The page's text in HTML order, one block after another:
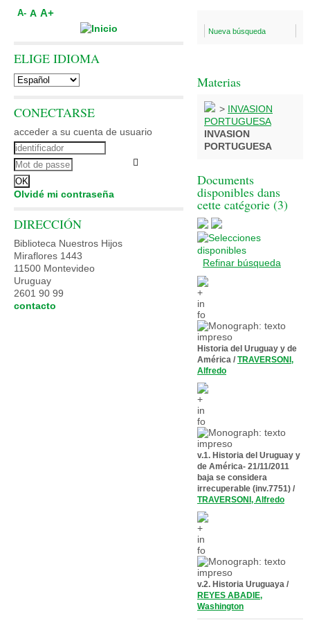
Nueva búsqueda
Materias
> INVASION
PORTUGUESA
INVASION
PORTUGUESA
Documents
disponibles dans
cette catégorie (3)
Refinar búsqueda
Historia del Uruguay y de
América / TRAVERSONI,
Alfredo
v.1. Historia del Uruguay y
de América- 21/11/2011
baja se considera
irrecuperable (inv.7751) /
TRAVERSONI, Alfredo
v.2. Historia Uruguaya /
REYES ABADIE,
Washington
A- A A+
ELIGE IDIOMA
CONECTARSE
acceder a su cuenta de usuario
Olvidé mi contraseña
DIRECCIÓN
Biblioteca Nuestros Hijos
Miraflores 1443
11500 Montevideo
Uruguay
2601 90 99
contacto